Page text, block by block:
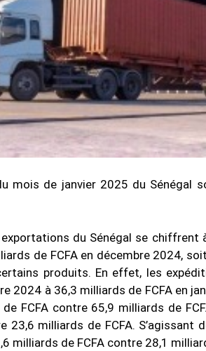
mois de janvier 2025 du Sénégal
du Sénégal se chiffrent
de FCFA en décembre 2024,
produits. En effet, les
2024 à 36,3 milliards de FCFA en
FCFA contre 65,9 milliards de
23,6 milliards de FCFA. S’agissant
milliards de FCFA contre 28,1